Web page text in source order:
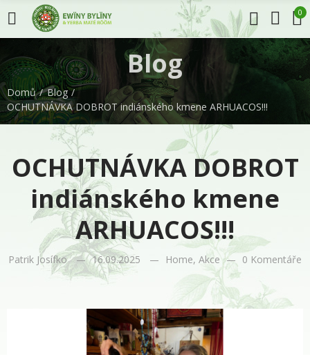
0
Blog
Domů
Blog
OCHUTNÁVKA DOBROT indiánského kmene ARHUACOS!!!
OCHUTNÁVKA DOBROT
indiánského kmene
ARHUACOS!!!
Patrik Josífko 16.09.2025 Home, Akce 0 Komentáře